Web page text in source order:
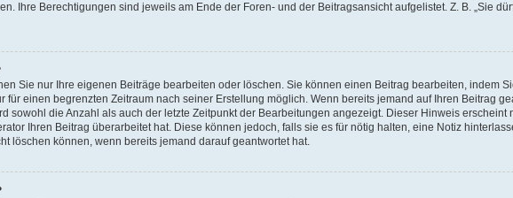
Ihre Berechtigungen sind jeweils am Ende der Foren- und der Beitragsansicht aufgelistet. Z. B. „Sie
Sie nur Ihre eigenen Beiträge bearbeiten oder löschen. Sie können einen Beitrag bearbeiten, indem
einen begrenzten Zeitraum nach seiner Erstellung möglich. Wenn bereits jemand auf Ihren Beitrag
sowohl die Anzahl als auch der letzte Zeitpunkt der Bearbeitungen angezeigt. Dieser Hinweis erscheint
Ihren Beitrag überarbeitet hat. Diese können jedoch, falls sie es für nötig halten, eine Notiz
löschen können, wenn bereits jemand darauf geantwortet hat.